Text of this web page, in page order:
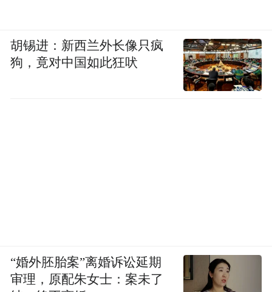
胡锡进：新西兰外长像只疯
狗，竟对中国如此狂吠
“婚外胚胎案”离婚诉讼延期
审理，原配朱女士：案未了